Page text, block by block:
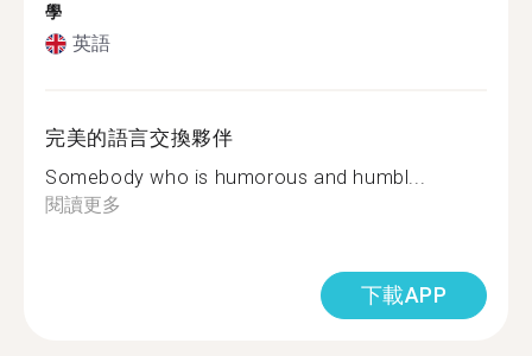
學
英語
完美的語言交換夥伴
Somebody who is humorous and humbl...
閱讀更多
下載APP